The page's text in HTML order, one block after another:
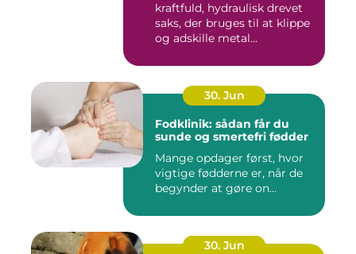
kraftfuld, hydraulisk drevet
saks, der bruges til at klippe
og adskille metal...
30. Jun
Fodklinik: sådan får du
sunde og smertefri fødder
Mange opdager først, hvor
vigtige fødderne er, når de
begynder at gøre on...
30. Jun